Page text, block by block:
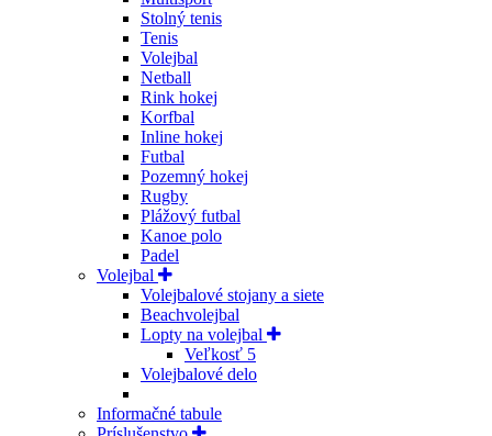
Stolný tenis
Tenis
Volejbal
Netball
Rink hokej
Korfbal
Inline hokej
Futbal
Pozemný hokej
Rugby
Plážový futbal
Kanoe polo
Padel
Volejbal
Volejbalové stojany a siete
Beachvolejbal
Lopty na volejbal
Veľkosť 5
Volejbalové delo
Informačné tabule